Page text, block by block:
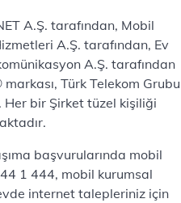
A.Ş. tarafından, Mobil
A.Ş. tarafından, Ev
A.Ş. tarafından
Türk Telekom Grubu
Her bir Şirket tüzel kişiliği
başvurularında mobil
1 444, mobil kurumsal
internet talepleriniz için